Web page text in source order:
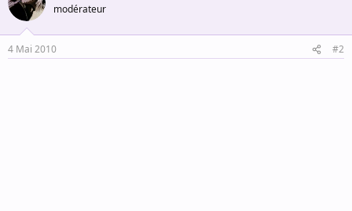
modérateur
4 Mai 2010 #2